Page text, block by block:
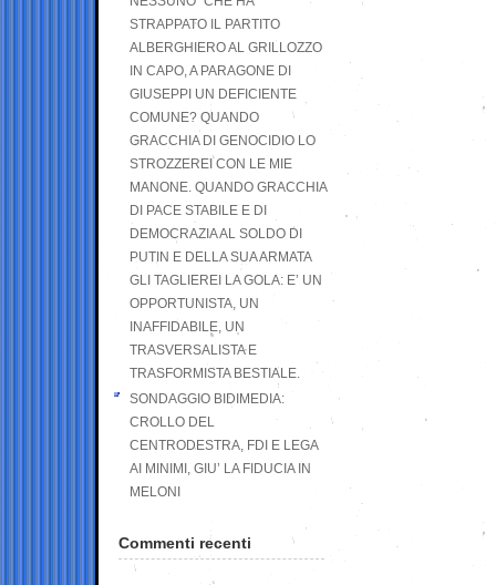
STRAPPATO IL PARTITO
ALBERGHIERO AL GRILLOZZO
IN CAPO, A PARAGONE DI
GIUSEPPI UN DEFICIENTE
COMUNE? QUANDO
GRACCHIA DI GENOCIDIO LO
STROZZEREI CON LE MIE
MANONE. QUANDO GRACCHIA
DI PACE STABILE E DI
DEMOCRAZIA AL SOLDO DI
PUTIN E DELLA SUA ARMATA
GLI TAGLIEREI LA GOLA: E’ UN
OPPORTUNISTA, UN
INAFFIDABILE, UN
TRASVERSALISTA E
TRASFORMISTA BESTIALE.
SONDAGGIO BIDIMEDIA:
CROLLO DEL
CENTRODESTRA, FDI E LEGA
AI MINIMI, GIU’ LA FIDUCIA IN
MELONI
Commenti recenti